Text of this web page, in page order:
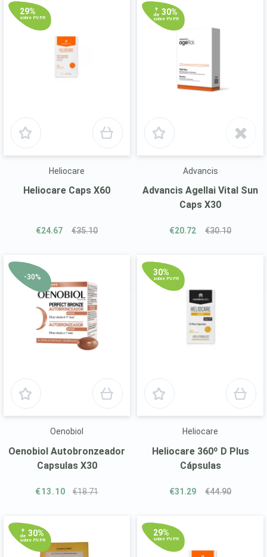
29%
sobre P.V.P.R
Heliocare
Heliocare Caps X60
€24.67 €35.10
+
de 30%
sobre P.V.P.R
Advancis
Advancis Agellai Vital Sun
Caps X30
€20.72 €30.10
-30%
Oenobiol
Oenobiol Autobronzeador
Capsulas X30
€13.10 €18.71
30%
sobre P.V.P.R
Heliocare
Heliocare 360º D Plus
Cápsulas
€31.29 €44.90
+
de 30%
sobre P.V.P.R
29%
sobre P.V.P.R